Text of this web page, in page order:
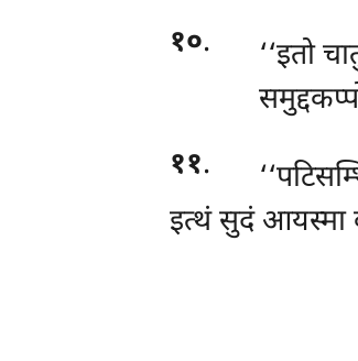
१०. ‘‘इतो
११.
इत्थं सुदं आयस्मा